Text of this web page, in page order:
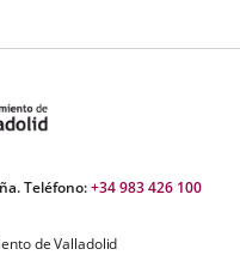
Teléfono:+34 983 426 100
de Valladolid